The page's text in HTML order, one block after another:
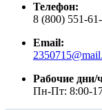
Телефон:
8 (800) 551-
Email:
Рабочие дни/
Пн-Пт: 8:00-